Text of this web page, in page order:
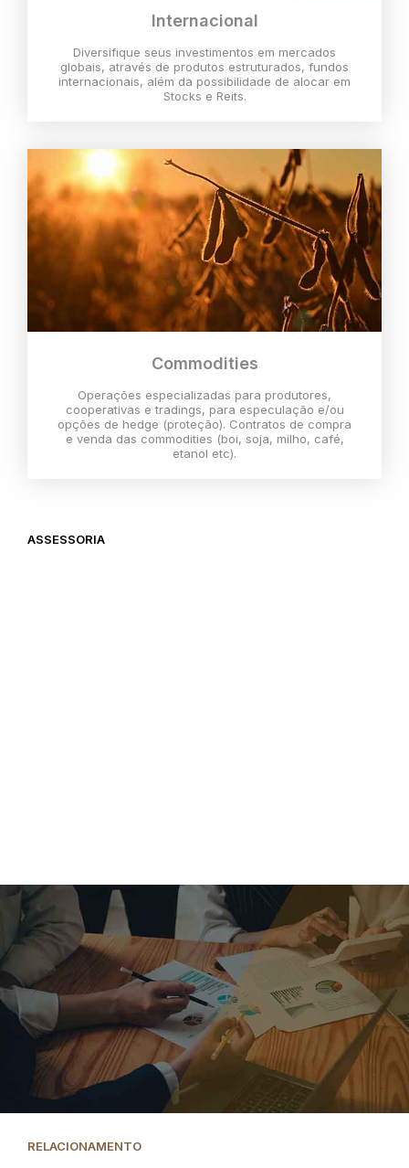
Internacional
Diversifique seus investimentos em mercados
globais, através de produtos estruturados, fundos
internacionais, além da possibilidade de alocar em
Stocks e Reits.
Commodities
Operações especializadas para produtores,
cooperativas e tradings, para especulação e/ou
opções de hedge (proteção). Contratos de compra
e venda das commodities (boi, soja, milho, café,
etanol etc).
ASSESSORIA
RELACIONAMENTO